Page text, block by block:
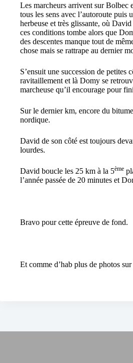
Les marcheurs arrivent sur Bolbec
tous les sens avec l’autoroute puis
herbeuse et très glissante, où David
ces conditions tombe alors que
des descentes manque tout de
chose mais se rattrape au dernier
S’ensuit une succession de petites
ravitaillement et là Domy se
marcheuse qu’il encourage pour
Sur le dernier km, encore du
nordique.
David de son côté est toujours
lourdes.
David boucle les 25 km à la 5ème
l’année passée de 20 minutes et
Bravo pour cette épreuve de fond.
Et comme d’hab plus de photos